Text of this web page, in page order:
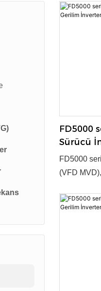
FD5000
Sürücü
FGI
FD5000
(VFD
teknoloji ve
Evet ●